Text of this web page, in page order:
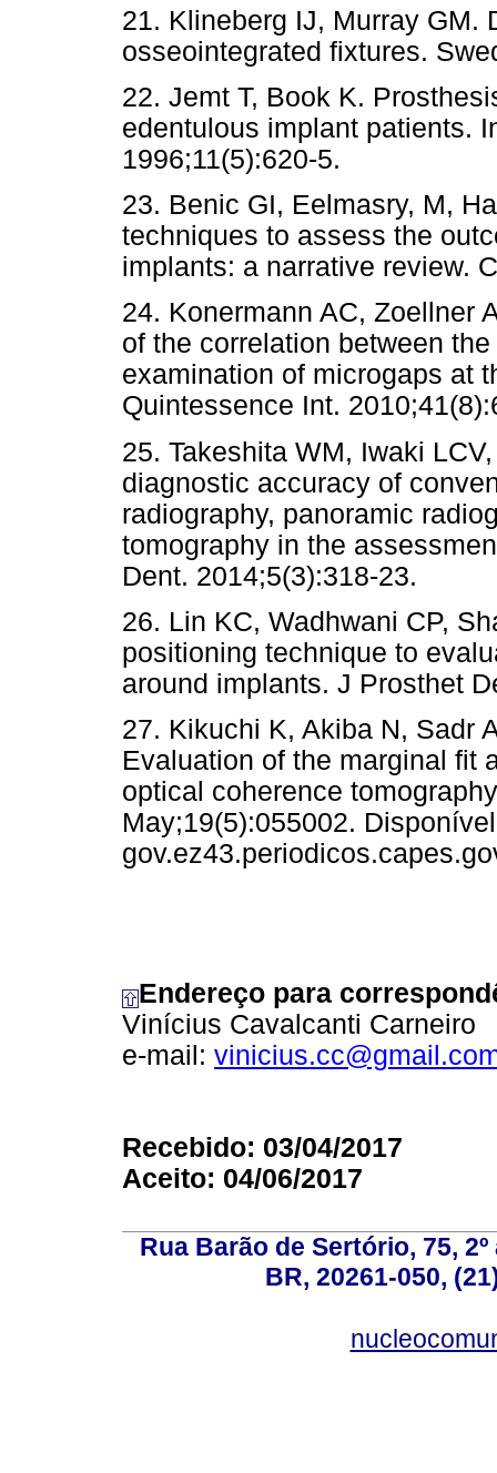
21. Klineberg IJ, Murray GM.
osseointegrated fixtures.
22. Jemt T, Book K.
edentulous implant patients.
1996;11(5):620-5.
23. Benic GI, Eelmasry, M,
techniques to assess the
implants: a narrative review.
24. Konermann AC, Zoellner
of the correlation between
examination of microgaps at
Quintessence Int.
25. Takeshita WM, Iwaki
diagnostic accuracy of
radiography, panoramic
tomography in the
Dent. 2014;5(3):318-23.
26. Lin KC, Wadhwani CP,
positioning technique to
around implants. J Prosthet
27. Kikuchi K, Akiba N, Sadr
Evaluation of the marginal fit
optical coherence
May;19(5):055002.
Endereço para
Vinícius Cavalcanti Carneiro
e-mail:
Recebido: 03/04/2017
Aceito: 04/06/2017
Rua Barão de Sertório, 75,
BR, 20261-050,